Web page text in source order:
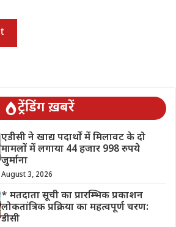
ट्रेंडिंग ख़बरें
एडीसी ने खाद्य पदार्थों में मिलावट के दो
मामलों में लगाया 44 हजार 998 रुपये
जुर्माना
August 3, 2026
* मतदाता सूची का प्रारम्भिक प्रकाशन
लोकतांत्रिक प्रक्रिया का महत्वपूर्ण चरण:
डीसी